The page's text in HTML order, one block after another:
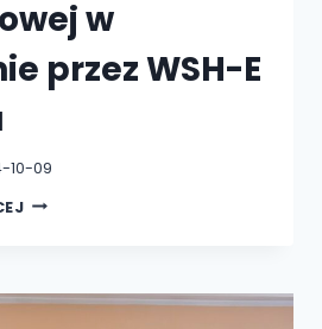
w
przez WSH-E
10-09
UROCZYSTOŚĆ
W